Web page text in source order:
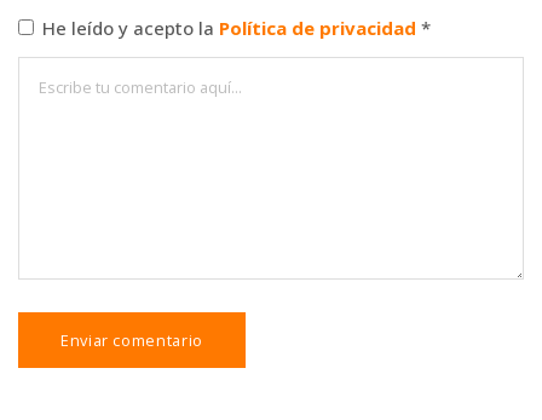
He leído y acepto la Política de privacidad *